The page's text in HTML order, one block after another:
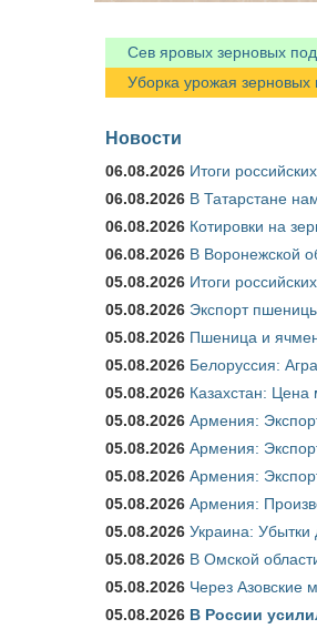
Сев яровых зерновых под
Уборка урожая зерновых
Новости
06.08.2026 Итоги
06.08.2026 В Татарстане
06.08.2026 Котировки на
06.08.2026 В Воронежской
05.08.2026 Итоги
05.08.2026 Экспорт
05.08.2026 Пшеница и
05.08.2026 Белоруссия:
05.08.2026 Казахстан:
05.08.2026 Армения:
05.08.2026 Армения:
05.08.2026 Армения:
05.08.2026 Армения:
05.08.2026 Украина: Убытки
05.08.2026 В Омской
05.08.2026 Через Азовские
05.08.2026 В России